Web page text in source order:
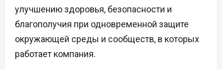
улучшению здоровья, безопасности и
благополучия при одновременной защите
окружающей среды и сообществ, в которых
работает компания.